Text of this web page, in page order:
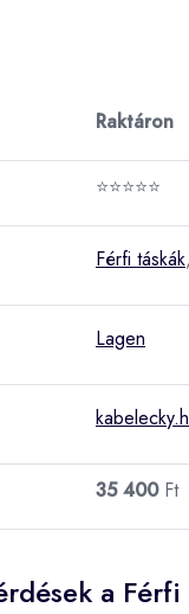
Raktáron
⭐⭐⭐⭐⭐
Férfi táskák,
Lagen
35 400Ft
a